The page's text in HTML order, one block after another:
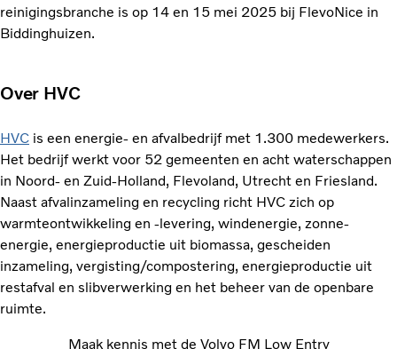
reinigingsbranche is op 14 en 15 mei 2025 bij FlevoNice in
Biddinghuizen.
Over HVC
HVC is een energie- en afvalbedrijf met 1.300 medewerkers.
Het bedrijf werkt voor 52 gemeenten en acht waterschappen
in Noord- en Zuid-Holland, Flevoland, Utrecht en Friesland.
Naast afvalinzameling en recycling richt HVC zich op
warmteontwikkeling en -levering, windenergie, zonne-
energie, energieproductie uit biomassa, gescheiden
inzameling, vergisting/compostering, energieproductie uit
restafval en slibverwerking en het beheer van de openbare
ruimte.
Maak kennis met de Volvo FM Low Entry